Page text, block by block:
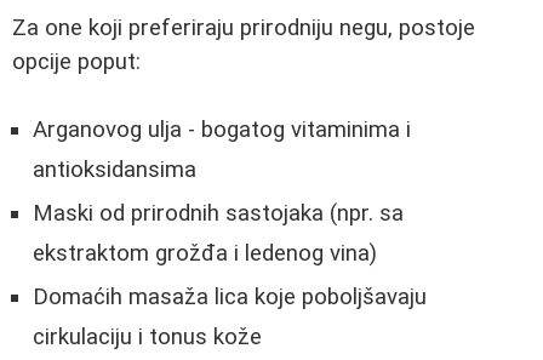
Za one koji preferiraju prirodniju negu, postoje
opcije poput:
Arganovog ulja - bogatog vitaminima i
antioksidansima
Maski od prirodnih sastojaka (npr. sa
ekstraktom grožđa i ledenog vina)
Domaćih masaža lica koje poboljšavaju
cirkulaciju i tonus kože